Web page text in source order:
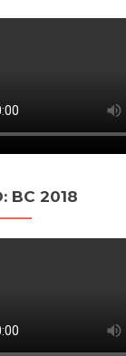
BC 2018